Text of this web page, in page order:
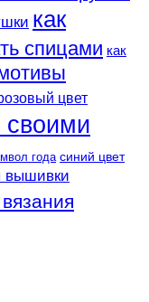
как
спицами как
цвет
своими
года синий цвет
вышивки